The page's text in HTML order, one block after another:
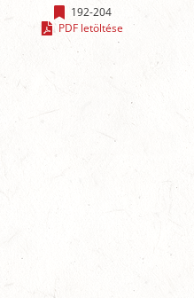
192-204
PDF letöltése